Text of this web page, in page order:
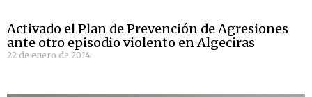
Activado el Plan de Prevención de Agresiones
ante otro episodio violento en Algeciras
22 de enero de 2014